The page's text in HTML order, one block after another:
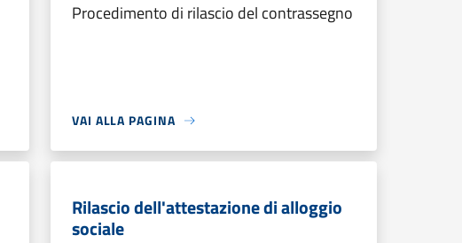
Procedimento di rilascio del contrassegno
VAI ALLA PAGINA
Rilascio dell'attestazione di alloggio
sociale